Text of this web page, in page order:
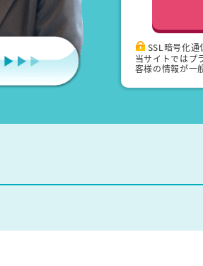
SSL暗号化通
当サイトではプ
客様の情報が一